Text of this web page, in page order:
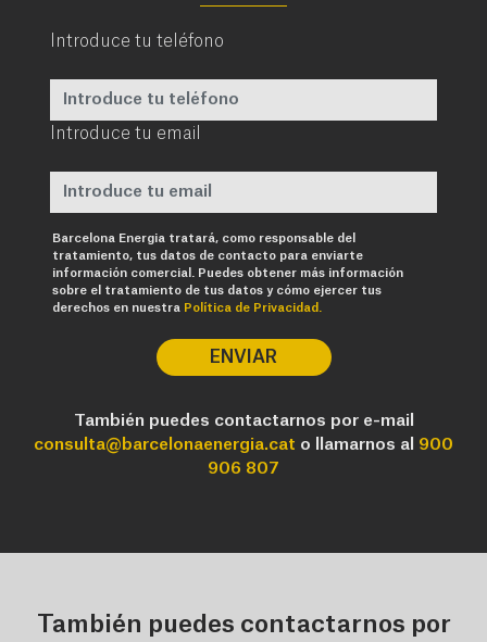
Introduce tu teléfono
Introduce tu email
Barcelona Energia tratará, como responsable del
tratamiento, tus datos de contacto para enviarte
información comercial. Puedes obtener más información
sobre el tratamiento de tus datos y cómo ejercer tus
derechos en nuestra Política de Privacidad.
ENVIAR
También puedes contactarnos por e-mail
consulta@barcelonaenergia.cat o llamarnos al 900
906 807
También puedes contactarnos por